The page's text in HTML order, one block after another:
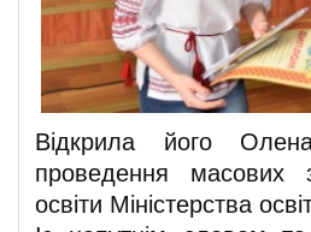
Відкрила його
проведення масових
освіти Міністерства